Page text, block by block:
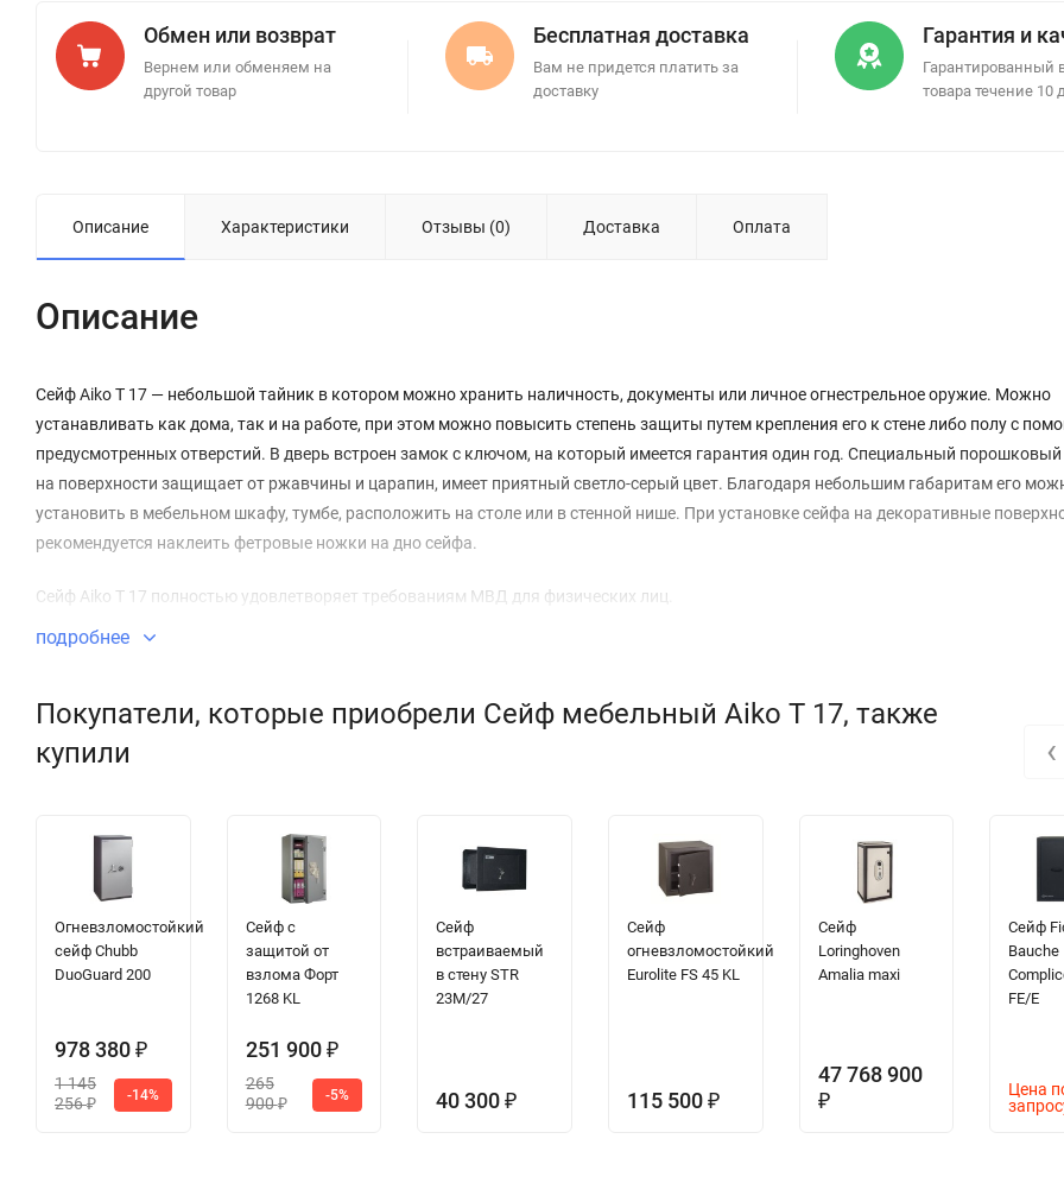
Обмен или возврат
Вернем или обменяем на
другой товар
Бесплатная доставка
Вам не придется платить за
доставку
Гарантия и
Гарантированный
товара течение 10
Описание Характеристики Отзывы (0) Доставка Оплата
Описание
Сейф Aiko T 17 — небольшой тайник в котором можно хранить наличность, документы или личное огнестрельное оружие. Можно
устанавливать как дома, так и на работе, при этом можно повысить степень защиты путем крепления его к стене либо полу с
предусмотренных отверстий. В дверь встроен замок с ключом, на который имеется гарантия один год. Специальный
на поверхности защищает от ржавчины и царапин, имеет приятный светло-серый цвет. Благодаря небольшим габаритам его
установить в мебельном шкафу, тумбе, расположить на столе или в стенной нише. При установке сейфа на декоративные
рекомендуется наклеить фетровые ножки на дно сейфа.
Сейф Aiko T 17 полностью удовлетворяет требованиям МВД для физических лиц.
подробнее
Покупатели, которые приобрели Сейф мебельный Aiko T 17, также
купили
Огневзломостойкий
сейф Chubb
DuoGuard 200
978 380 ₽
1 145
256₽
-14%
Сейф с
защитой от
взлома Форт
1268 KL
251 900 ₽
265
900₽
-5%
Сейф
встраиваемый
в стену STR
23M/27
40 300₽
Сейф
огневзломостойкий
Eurolite FS 45 KL
115 500 ₽
Сейф
Loringhoven
Amalia maxi
47 768 900
₽
Сейф
Bauche
FE/E
Цена
‹